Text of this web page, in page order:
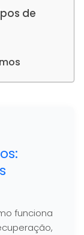
de
funciona